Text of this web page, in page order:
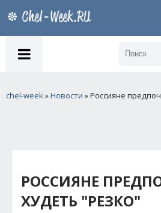
chel-week»Новости » Россияне
РОССИЯНЕ
ХУДЕТЬ "РЕЗКО"